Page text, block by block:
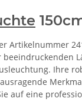
Artikelnummer
Ihre
auf eine